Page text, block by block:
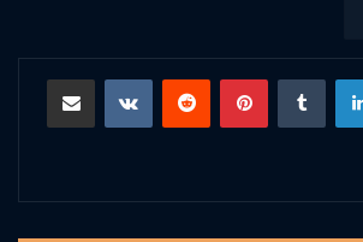
لينكدإن بينتيريست
مشاركة عبر البريد